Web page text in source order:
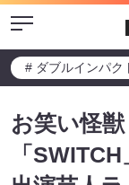
Menu
# ダブルインパク
お笑い怪
「